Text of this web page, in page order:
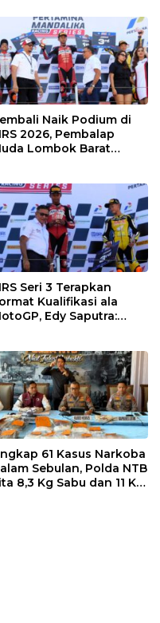
Naik Podium di
2026, Pembalap
Lombok Barat
Seri 3 Terapkan
Kualifikasi ala
Edy Saputra:
61 Kasus Narkoba
Sebulan, Polda NTB
8,3 Kg Sabu dan 11 Kg